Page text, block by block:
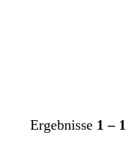
Ergebnisse 1 – 1